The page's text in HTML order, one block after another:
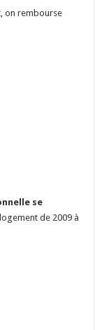
on rembourse
se
de 2009 à